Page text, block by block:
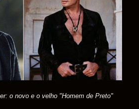
o novo e o velho "Homem de Preto"